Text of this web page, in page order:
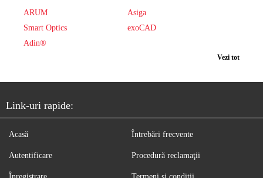
ARUM
Asiga
Smart Optics
exoCAD
Adin®
Vezi tot
Link-uri rapide:
Acasă
Autentificare
Întrebări frecvente
Procedură reclamaţii